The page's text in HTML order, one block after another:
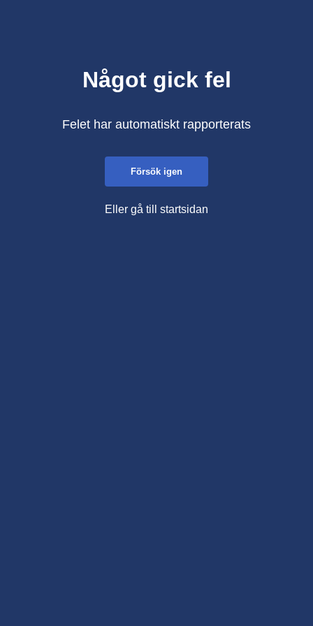
Något gick fel
Felet har automatiskt rapporterats
Försök igen
Eller gå till startsidan